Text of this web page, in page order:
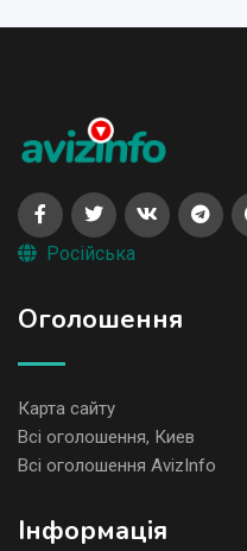
Російська
Оголошення
Карта сайту
Всі оголошення, Киев
Всі оголошення AvizInfo
Iнформація